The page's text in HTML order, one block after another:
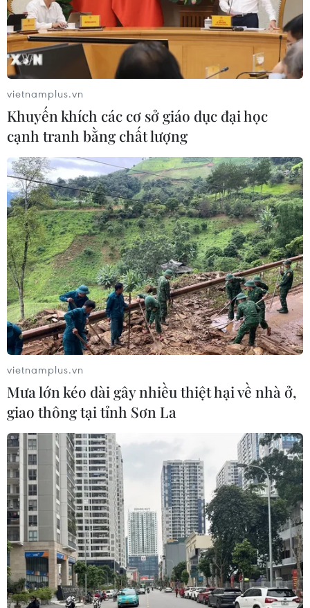
Bãi bỏ một số văn bản quy phạm
pháp luật không còn phù hợp
06/08/2026 09:59
Khởi tố người đi bộ gây tai nạn chết
người trên quốc lộ ở Quảng Trị
06/08/2026 09:44
Khởi tố Chủ tịch Hội đồng quản trị,
Giám đốc Công ty cổ phần Mekolor
06/08/2026 09:06
Thêm một nhóm dàn cảnh cướp giật
tại khu Tân Huê Viên sa lưới
Khẩn trường khám nghiệm
hiện trường, điều tra nguyên nhân
vụ cháy chợ Biên Hòa
06/08/2026 04:37
Nâng cao hiệu quả đấu tranh phòng,
chống tội phạm và vi phạm pháp luật
06/08/2026 04:13
vietnamplus.vn
Khuyến khích các cơ sở giáo dục đại học
cạnh tranh bằng chất lượng
vietnamplus.vn
Mưa lớn kéo dài gây nhiều thiệt hại về nhà ở,
giao thông tại tỉnh Sơn La